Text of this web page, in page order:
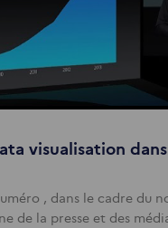
visualisation
, dans le cadre du
de la presse et des